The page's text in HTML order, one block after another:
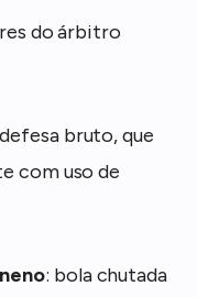
do árbitro
bruto, que
com uso de
: bola chutada